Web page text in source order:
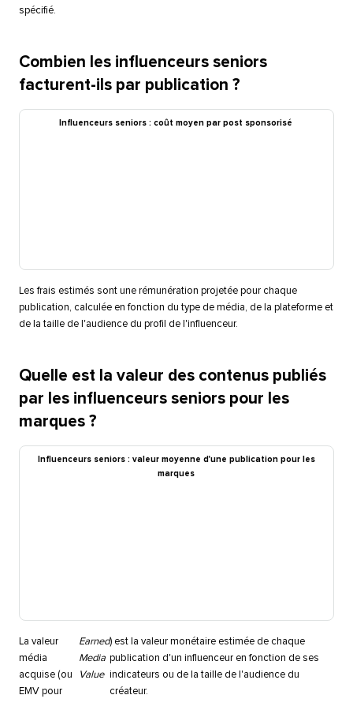
spécifié.​​
Combien les influenceurs seniors
facturent-ils par publication ?​​
Influenceurs seniors : coût moyen par post sponsorisé​​
Les frais estimés sont une rémunération projetée pour chaque
publication, calculée en fonction du type de média, de la plateforme et
de la taille de l'audience du profil de l'influenceur.​​
Quelle est la valeur des contenus publiés
par les influenceurs seniors pour les
marques ?​​
Influenceurs seniors : valeur moyenne d'une publication pour les
marques​​
La valeur
média
acquise (ou
EMV pour
Earned
Media
Value
) est la valeur monétaire estimée de chaque
publication d'un influenceur en fonction de ses
indicateurs ou de la taille de l'audience du
créateur.​​